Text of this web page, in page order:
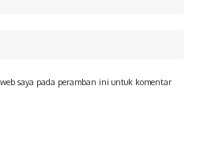
saya pada peramban ini untuk komentar